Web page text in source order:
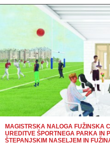
MAGISTRSKA NALOGA FUŽINSKA
UREDITVE ŠPORTNEGA PARKA IN
ŠTEPANJSKIM NASELJEM IN